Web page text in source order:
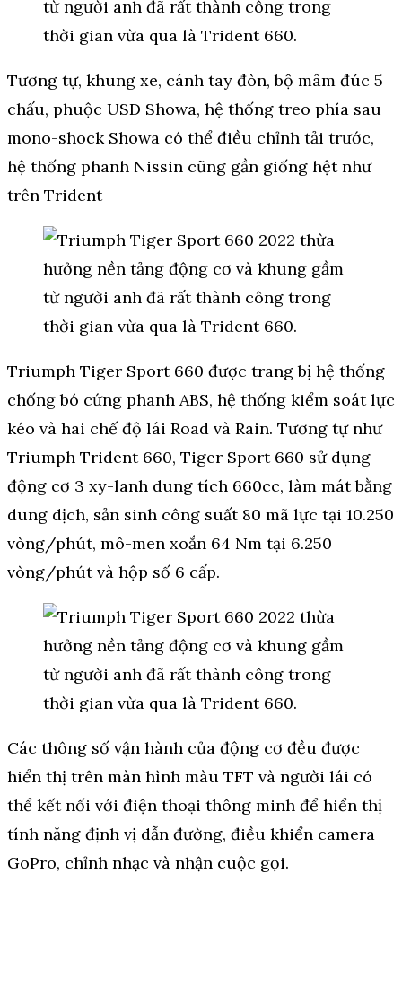
Tương tự, khung xe, cánh tay đòn, bộ mâm đúc 5
chấu, phuộc USD Showa, hệ thống treo phía sau
mono-shock Showa có thể điều chỉnh tải trước,
hệ thống phanh Nissin cũng gần giống hệt như
trên Trident
Triumph Tiger Sport 660 được trang bị hệ thống
chống bó cứng phanh ABS, hệ thống kiểm soát lực
kéo và hai chế độ lái Road và Rain. Tương tự như
Triumph Trident 660, Tiger Sport 660 sử dụng
động cơ 3 xy-lanh dung tích 660cc, làm mát bằng
dung dịch, sản sinh công suất 80 mã lực tại 10.250
vòng/phút, mô-men xoắn 64 Nm tại 6.250
vòng/phút và hộp số 6 cấp.
Các thông số vận hành của động cơ đều được
hiển thị trên màn hình màu TFT và người lái có
thể kết nối với điện thoại thông minh để hiển thị
tính năng định vị dẫn đường, điều khiển camera
GoPro, chỉnh nhạc và nhận cuộc gọi.